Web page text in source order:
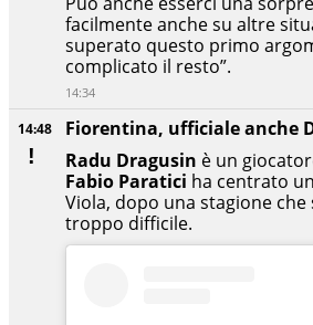
14:48
Fiorentina, ufficiale anche
Radu Dragusin è un
Fabio Paratici ha centrato
Viola, dopo una stagione
troppo difficile.
facilmente anche su altre
superato questo primo
complicato il resto”.
14:34